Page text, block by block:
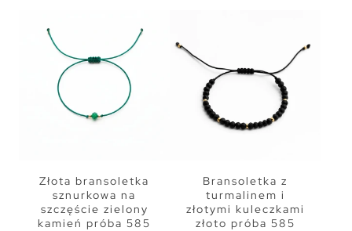
Złota bransoletka
sznurkowa na
szczęście zielony
kamień próba 585
Bransoletka z
turmalinem i
złotymi kuleczkami
złoto próba 585